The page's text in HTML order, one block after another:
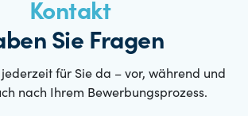
Kontakt
Sie Fragen
für Sie da – vor, während und
nach Ihrem Bewerbungsprozess.